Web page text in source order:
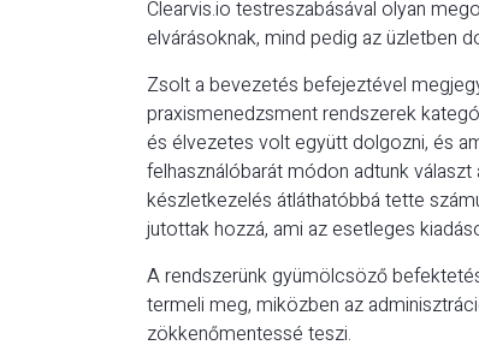
Clearvis.io testreszabásával olyan
elvárásoknak, mind pedig az üzletben
Zsolt a bevezetés befejeztével
praxismenedzsment rendszerek
és élvezetes volt együtt dolgozni, és
felhasználóbarát módon adtunk
készletkezelés átláthatóbbá tette
jutottak hozzá, ami az esetleges
A rendszerünk gyümölcsöző
termeli meg, miközben az
zökkenőmentessé teszi.